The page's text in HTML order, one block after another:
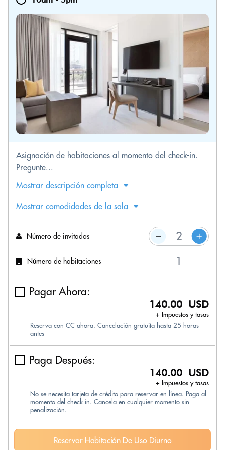
Asignación de habitaciones al momento del check-in.
Pregunte...
Mostrar descripción completa
Mostrar comodidades de la sala
Número de invitados
Número de habitaciones
Pagar Ahora:
140.00 USD
+ Impuestos y tasas
Reserva con CC ahora. Cancelación gratuita hasta 25 horas
antes
Paga Después:
140.00 USD
+ Impuestos y tasas
No se necesita tarjeta de crédito para reservar en línea. Paga al
momento del check-in. Cancela en cualquier momento sin
penalización.
Reservar Habitación De Uso Diurno